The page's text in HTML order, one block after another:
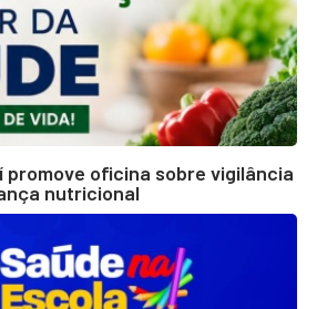
promove oficina sobre vigilância
nutricional